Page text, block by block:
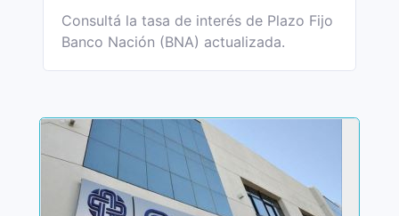
Consultá la tasa de interés de Plazo Fijo
Banco Nación (BNA) actualizada.